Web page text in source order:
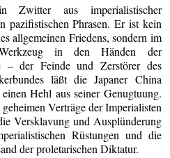
Zwitter aus imperialistischer
pazifistischen Phrasen. Er ist kein
allgemeinen Friedens, sondern im
in den Händen der
– der Feinde und Zerstörer des
läßt die Japaner China
Hehl aus seiner Genugtuung.
Verträge der Imperialisten
Versklavung und Ausplünderung
Rüstungen und die
der proletarischen Diktatur.